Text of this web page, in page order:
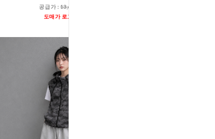
공급가 :13,600원
도매가 로그인